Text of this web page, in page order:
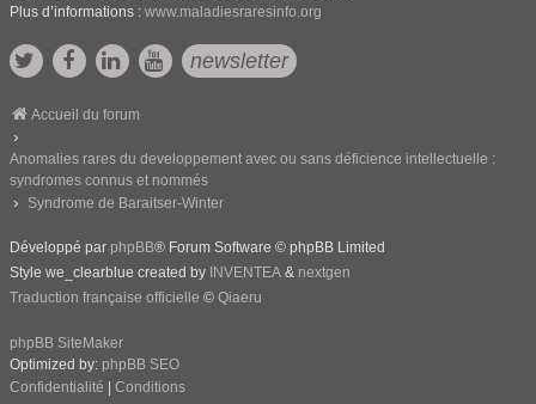
Plus d’informations : www.maladiesraresinfo.org
newsletter
Accueil du forum
Anomalies rares du developpement avec ou sans déficience intellectuelle :
syndromes connus et nommés
Syndrome de Baraitser-Winter
Développé par phpBB® Forum Software © phpBB Limited
Style we_clearblue created by INVENTEA & nextgen
Traduction française officielle © Qiaeru
phpBB SiteMaker
Optimized by: phpBB SEO
Confidentialité
Conditions